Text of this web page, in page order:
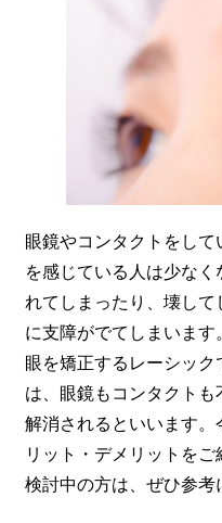
眼鏡やコンタクトをし
を感じている人は少な
れてしまったり、壊し
に支障がでてしまいます
眼を矯正するレーシッ
は、眼鏡もコンタクト
解消されるといいます。
リット・デメリットを
検討中の方は、ぜひ参考